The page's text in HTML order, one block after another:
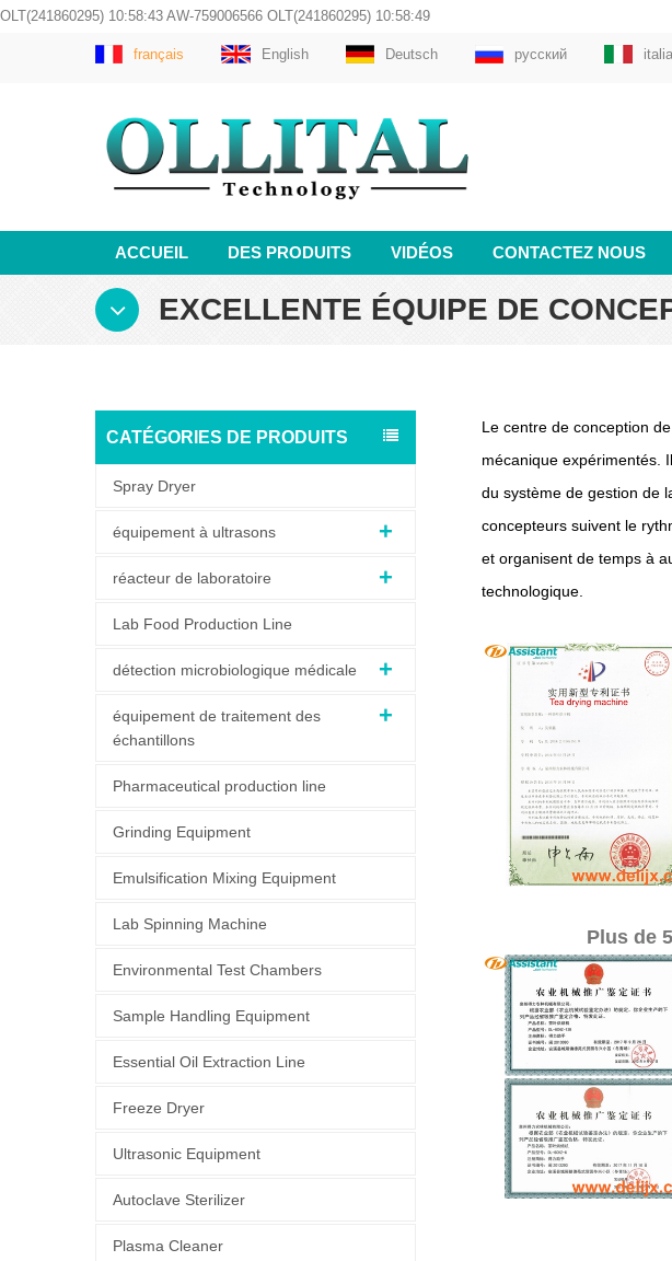
OLT(241860295) 10:58:43 AW-759006566 OLT(241860295) 10:58:49
français English Deutsch русский
ACCUEIL DES PRODUITS VIDÉOS CONTACTEZ NOUS
EXCELLENTE ÉQUIPE DE
CATÉGORIES DE PRODUITS
Spray Dryer
équipement à ultrasons
réacteur de laboratoire
Lab Food Production Line
détection microbiologique médicale
équipement de traitement des
échantillons
Pharmaceutical production line
Grinding Equipment
Emulsification Mixing Equipment
Lab Spinning Machine
Environmental Test Chambers
Sample Handling Equipment
Essential Oil Extraction Line
Freeze Dryer
Ultrasonic Equipment
Autoclave Sterilizer
Plasma Cleaner
Le centre de conception
mécanique expérimentés.
du système de gestion de
concepteurs suivent le
et organisent de temps à
technologique.
Plus de